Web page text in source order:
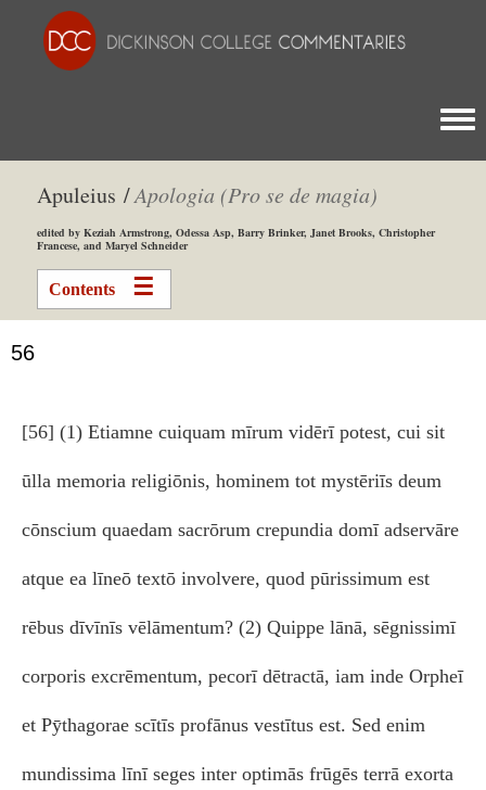
Apuleius /Apologia (Pro se de magia)
edited by Keziah Armstrong, Odessa Asp, Barry Brinker, Janet Brooks, Christopher
Francese, and Maryel Schneider
Contents
56
[56] (1) Etiamne cuiquam mīrum vidērī potest, cui sit
ūlla memoria religiōnis, hominem tot mystēriīs deum
cōnscium quaedam sacrōrum crepundia domī adservāre
atque ea līneō textō involvere, quod pūrissimum est
rēbus dīvīnīs vēlāmentum? (2) Quippe lānā, sēgnissimī
corporis excrēmentum, pecorī dētractā, iam inde Orpheī
et Pȳthagorae scītīs profānus vestītus est. Sed enim
mundissima līnī seges inter optimās frūgēs terrā exorta